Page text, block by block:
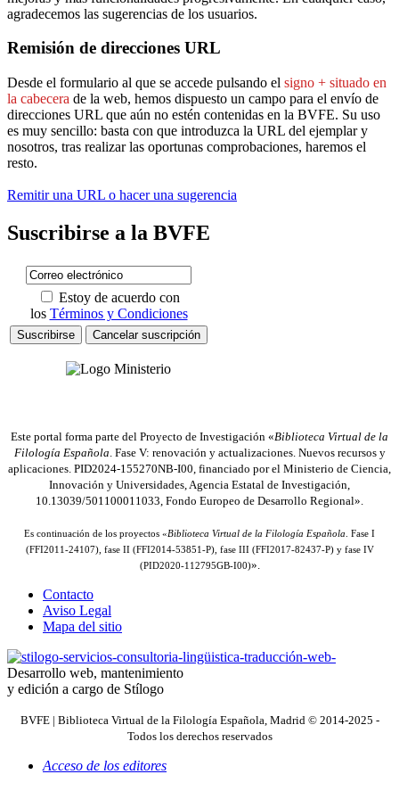
agradecemos las sugerencias de los usuarios.
Remisión de direcciones URL
Desde el formulario al que se accede pulsando el signo + situado en
la cabecera de la web, hemos dispuesto un campo para el envío de
direcciones URL que aún no estén contenidas en la BVFE. Su uso
es muy sencillo: basta con que introduzca la URL del ejemplar y
nosotros, tras realizar las oportunas comprobaciones, haremos el
resto.
Remitir una URL o hacer una sugerencia
Suscribirse a la BVFE
Estoy de acuerdo con
los Términos y Condiciones
Este portal forma parte del Proyecto de Investigación «Biblioteca Virtual de la
Filología Española . Fase V: renovación y actualizaciones. Nuevos recursos y
aplicaciones. PID2024-155270NB-I00, financiado por el Ministerio de Ciencia,
Innovación y Universidades, Agencia Estatal de Investigación,
10.13039/501100011033, Fondo Europeo de Desarrollo Regional».
Es continuación de los proyectos «Biblioteca Virtual de la Filología Española . Fase I
(FFI2011-24107), fase II (FFI2014-53851-P), fase III (FFI2017-82437-P) y fase IV
(PID2020-112795GB-I00)».
Contacto
Aviso Legal
Mapa del sitio
Desarrollo web, mantenimiento
y edición a cargo de Stílogo
BVFE | Biblioteca Virtual de la Filología Española, Madrid © 2014-2025 -
Todos los derechos reservados
Acceso de los editores